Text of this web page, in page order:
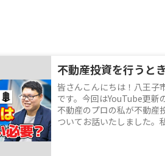
皆さんこんにちは！八王子
です。今回はYouTube更新
不動産のプロの私が不動産
ついてお話いたしました。